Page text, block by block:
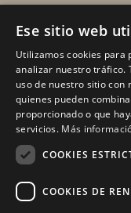
Email:
Horariode lunes a
de 07:00 a 16:00
viernes de 07:00 a
sábados y domingo,
Ese sitio web
Utilizamos cookies para
analizar nuestro tráfico.
uso de nuestro sitio con
quienes pueden
proporcionado o que
servicios. Más
COOKIES
COOKIES DE